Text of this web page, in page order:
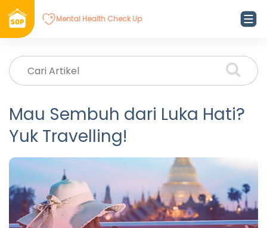
Mental Health Check Up
Mau Sembuh dari Luka Hati?
Yuk Travelling!